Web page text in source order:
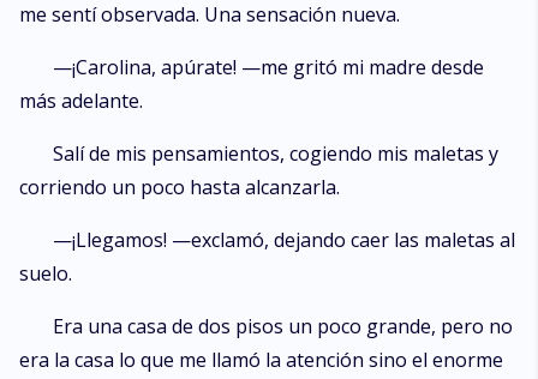
me sentí observada. Una sensación nueva.
—¡Carolina, apúrate! —me gritó mi madre desde
más adelante.
Salí de mis pensamientos, cogiendo mis maletas y
corriendo un poco hasta alcanzarla.
—¡Llegamos! —exclamó, dejando caer las maletas al
suelo.
Era una casa de dos pisos un poco grande, pero no
era la casa lo que me llamó la atención sino el enorme